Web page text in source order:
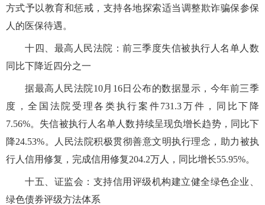
方式予以教育和惩戒，支持各地探索适当调整欺诈骗保参保
人的医保待遇。
十四、最高人民法院：前三季度失信被执行人名单人数
同比下降近四分之一
据最高人民法院10月16日公布的数据显示，今年前三季
度，全国法院受理各类执行案件731.3万件，同比下降
7.56%。失信被执行人名单人数持续呈现负增长趋势，同比下
降24.53%。人民法院积极贯彻善意文明执行理念，助力被执
行人信用修复，完成信用修复204.2万人，同比增长55.95%。
十五、证监会：支持信用评级机构建立健全绿色企业、
绿色债券评级方法体系